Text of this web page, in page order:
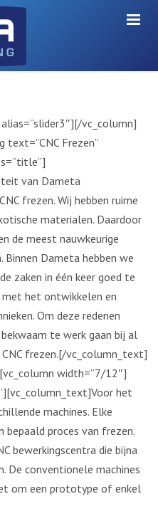
vc_column]
text=”CNC Frezen”
van Dameta
frezen. Wij hebben ruime
materialen. Daardoor
de meest nauwkeurige
Binnen Dameta hebben we
zaken in één keer goed te
het ontwikkelen en
Om deze redenen
te werk gaan bij al
frezen.[/vc_column_text]
width=”7/12″]
het
machines. Elke
bepaald proces van frezen.
bewerkingscentra die bijna
De conventionele machines
om een prototype of enkel